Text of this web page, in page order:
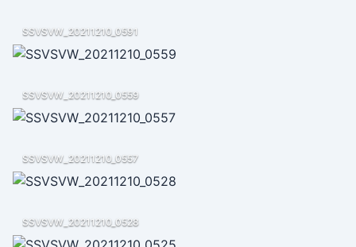
SSVSVW_20211210_0591
SSVSVW_20211210_0559
SSVSVW_20211210_0557
SSVSVW_20211210_0528